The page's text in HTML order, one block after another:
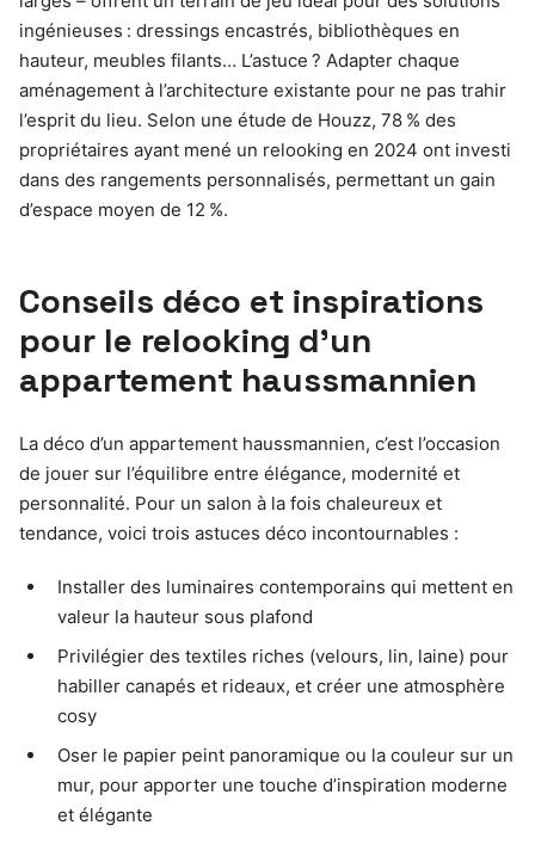
ingénieuses : dressings encastrés, bibliothèques en
hauteur, meubles filants… L’astuce ? Adapter chaque
aménagement à l’architecture existante pour ne pas trahir
l’esprit du lieu. Selon une étude de Houzz, 78 % des
propriétaires ayant mené un relooking en 2024 ont investi
dans des rangements personnalisés, permettant un gain
d’espace moyen de 12 %.
Conseils déco et inspirations
pour le relooking d’un
appartement haussmannien
La déco d’un appartement haussmannien, c’est l’occasion
de jouer sur l’équilibre entre élégance, modernité et
personnalité. Pour un salon à la fois chaleureux et
tendance, voici trois astuces déco incontournables :
Installer des luminaires contemporains qui mettent en
valeur la hauteur sous plafond
Privilégier des textiles riches (velours, lin, laine) pour
habiller canapés et rideaux, et créer une atmosphère
cosy
Oser le papier peint panoramique ou la couleur sur un
mur, pour apporter une touche d’inspiration moderne
et élégante